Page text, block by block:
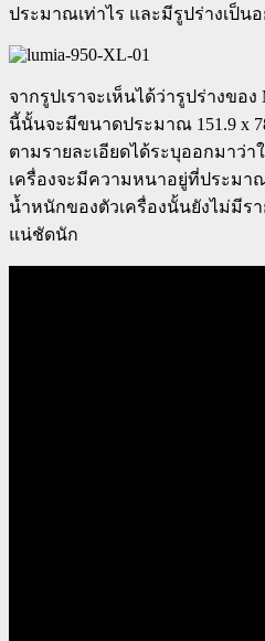
ประมาณเท่าไร และมีรูปร่างเป็นอ
จากรูปเราจะเห็นได้ว่ารูปร่างของ
นี้นั้นจะมีขนาดประมาณ 151.9 x
ตามรายละเอียดได้ระบุออกมาว่
เครื่องจะมีความหนาอยู่ที่ประมาณ
น้ำหนักของตัวเครื่องนั้นยังไม่มีร
แน่ชัดนัก